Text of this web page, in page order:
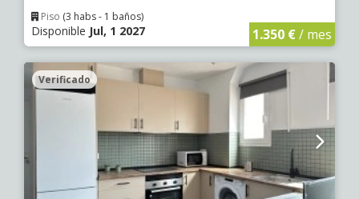
Piso (3 habs - 1 baños)
Disponible Jul, 1 2027 1.350 €/ mes
Verificado